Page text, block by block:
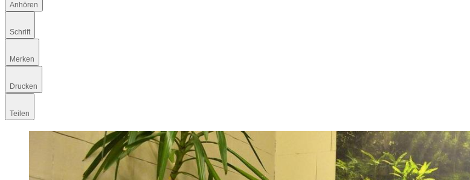
Anhören
Schrift
Merken
Drucken
Teilen